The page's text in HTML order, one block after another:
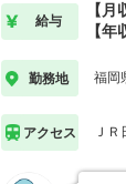
給与
【
【
勤務地 福岡
アクセス Ｊ